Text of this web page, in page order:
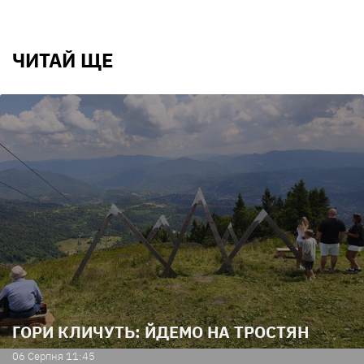
ЧИТАЙ ЩЕ
ГОРИ КЛИЧУТЬ: ЙДЕМО НА ТРОСТЯН
06 Серпня 11:45